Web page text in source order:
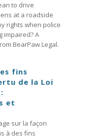
to drive
at a roadside
rights when police
impaired? A
BearPaw Legal.
fins
de la Loi
et
sur la façon
à des fins